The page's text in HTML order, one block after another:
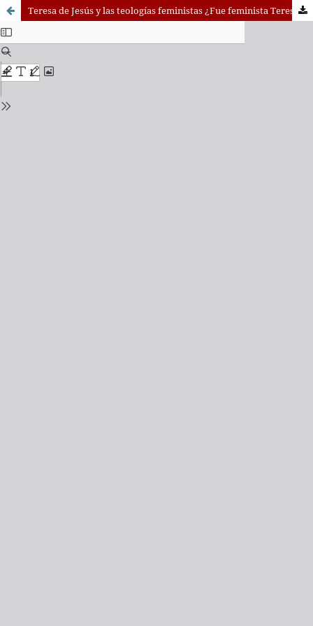
Teresa de Jesús y las teologías feministas ¿Fue feminista Teresa de Jesús?